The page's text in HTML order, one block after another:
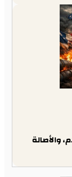
والأصالة